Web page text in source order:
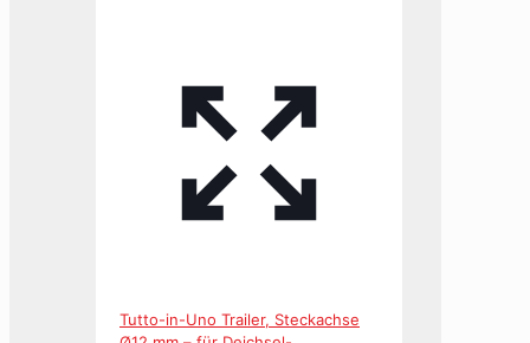
Tutto-in-Uno Trailer, Steckachse